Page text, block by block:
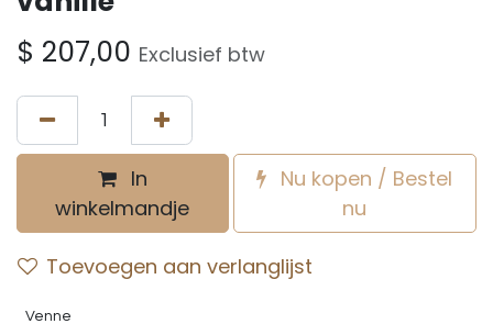
$ 207,00 Exclusief btw
In
winkelmandje
Nu kopen / Bestel
nu
Toevoegen aan verlanglijst
Venne